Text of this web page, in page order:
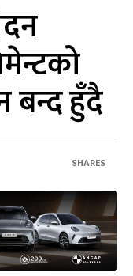
हुँदै
SHARES